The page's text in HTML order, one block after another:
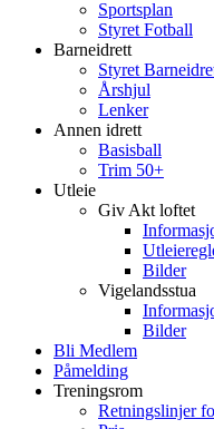
Sportsplan
Styret Fotball
Barneidrett
Styret
Årshjul
Lenker
Annen idrett
Basisball
Trim 50+
Utleie
Giv Akt loftet
Bilder
Vigelandsstua
Bilder
Bli Medlem
Påmelding
Treningsrom
Retningslinjer